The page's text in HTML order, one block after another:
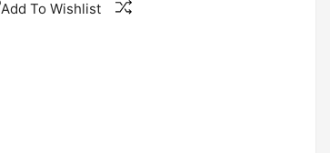
Add To Wishlist